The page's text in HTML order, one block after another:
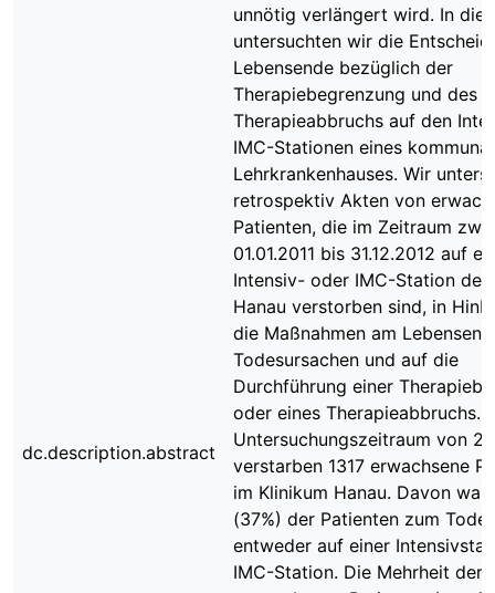
dc.description.abstract
unnötig verlängert wird. In
untersuchten wir die
Lebensende bezüglich der
Therapiebegrenzung und des
Therapieabbruchs auf den
IMC-Stationen eines
Lehrkrankenhauses. Wir
retrospektiv Akten von
Patienten, die im Zeitraum
01.01.2011 bis 31.12.2012 auf
Intensiv- oder IMC-Station des
Hanau verstorben sind, in
die Maßnahmen am
Todesursachen und auf die
Durchführung einer
oder eines Therapieabbruchs.
Untersuchungszeitraum von 2
verstarben 1317 erwachsene
im Klinikum Hanau. Davon
(37%) der Patienten zum
entweder auf einer
IMC-Station. Die Mehrheit der